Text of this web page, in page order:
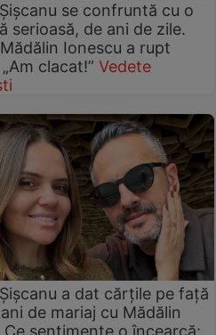
se confruntă cu o
serioasă, de ani de zile.
Ionescu a rupt
clacat!” Vedete
a dat cărțile pe față
de mariaj cu Mădălin
Ce sentimente o încearcă: